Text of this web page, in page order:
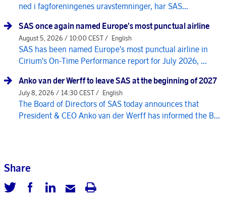
ned i fagforeningenes uravstemninger, har SAS...
SAS once again named Europe's most punctual airline
August 5, 2026 / 10:00 CEST / English
SAS has been named Europe's most punctual airline in
Cirium's On-Time Performance report for July 2026, ...
Anko van der Werff to leave SAS at the beginning of 2027
July 8, 2026 / 14:30 CEST / English
The Board of Directors of SAS today announces that
President & CEO Anko van der Werff has informed the B...
Share